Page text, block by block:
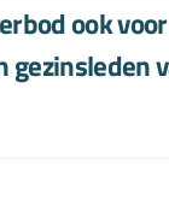
ook
gezinsleden